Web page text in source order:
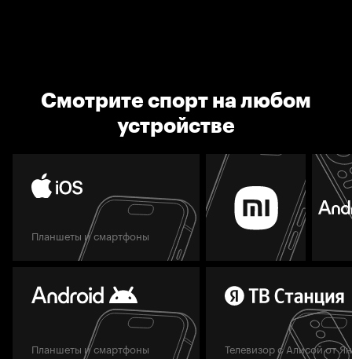
Смотрите спорт на любом
устройстве
Планшеты и смартфоны
Планшеты и смартфоны Телевизор с Алисой от